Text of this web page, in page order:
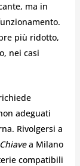
ma in
più ridotto,
nei casi
adeguati
Rivolgersi a
a Milano
compatibili